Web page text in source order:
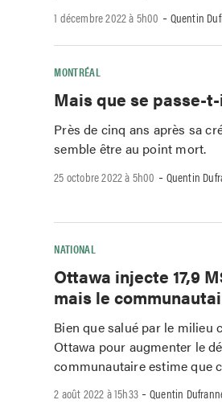
1 décembre 2022 à 5h00 -Quentin
MONTRÉAL
Mais que se passe-
Près de cinq ans après sa
semble être au point mort.
25 octobre 2022 à 5h00 -Quentin
NATIONAL
Ottawa injecte 17,9
mais le
Bien que salué par le milieu
Ottawa pour augmenter le
communautaire estime que
2 août 2022 à 15h33 -Quentin